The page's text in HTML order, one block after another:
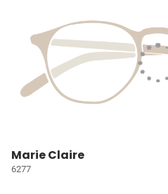
Marie Claire
6277